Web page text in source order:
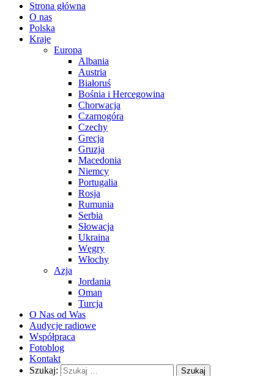
Strona główna
O nas
Polska
Kraje
Europa
Albania
Austria
Białoruś
Bośnia i Hercegowina
Chorwacja
Czarnogóra
Czechy
Grecja
Gruzja
Macedonia
Niemcy
Portugalia
Rosja
Rumunia
Serbia
Słowacja
Ukraina
Węgry
Włochy
Azja
Jordania
Oman
Turcja
O Nas od Was
Audycje radiowe
Współpraca
Fotoblog
Kontakt
Szukaj: